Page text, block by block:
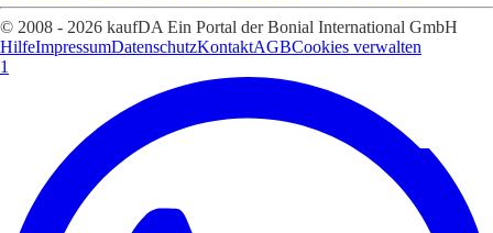
© 2008 - 2026 kaufDA Ein Portal der Bonial International GmbH
HilfeImpressumDatenschutzKontaktAGBCookies verwalten
1